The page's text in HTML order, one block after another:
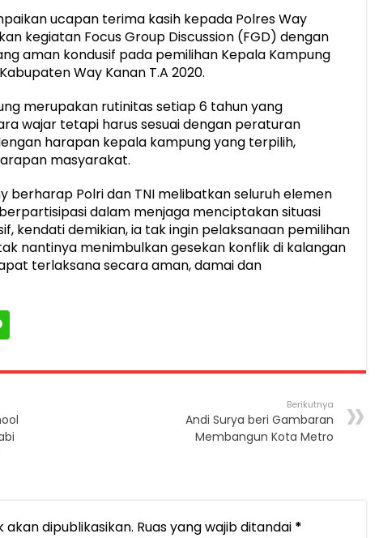
ucapan terima kasih kepada Polres Way
kegiatan Focus Group Discussion (FGD) dengan
aman kondusif pada pemilihan Kepala Kampung
Way Kanan T.A 2020.
merupakan rutinitas setiap 6 tahun yang
wajar tetapi harus sesuai dengan peraturan
harapan kepala kampung yang terpilih,
masyarakat.
berharap Polri dan TNI melibatkan seluruh elemen
dalam menjaga menciptakan situasi
kendati demikian, ia tak ingin pelaksanaan pemilihan
nantinya menimbulkan gesekan konflik di kalangan
terlaksana secara aman, damai dan
Berikutnya
Andi Surya beri Gambaran
Membangun Kota Metro
dipublikasikan. Ruas yang wajib ditandai *